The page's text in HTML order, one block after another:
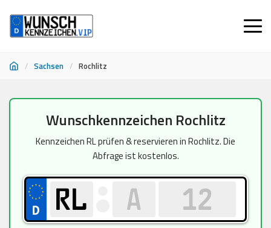
/ Sachsen / Rochlitz
springen
Wunschkennzeichen Rochlitz
Kennzeichen RL prüfen & reservieren in Rochlitz. Die
Abfrage ist kostenlos.